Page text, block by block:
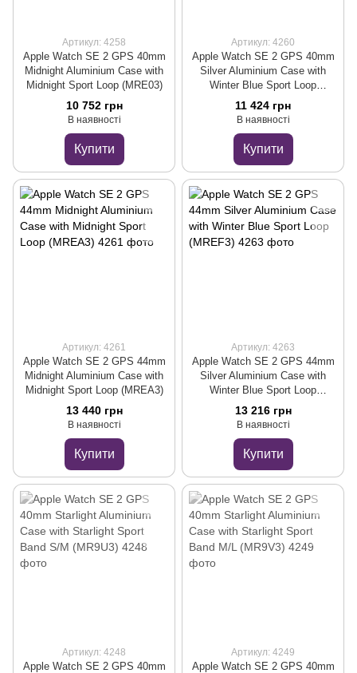
Артикул: 4258
Apple Watch SE 2 GPS 40mm
Midnight Aluminium Case with
Midnight Sport Loop (MRE03)
10 752 грн
В наявності
Купити
Артикул: 4260
Apple Watch SE 2 GPS 40mm
Silver Aluminium Case with
Winter Blue Sport Loop
(MRE33)
11 424 грн
В наявності
Купити
Артикул: 4261
Apple Watch SE 2 GPS 44mm
Midnight Aluminium Case with
Midnight Sport Loop (MREA3)
13 440 грн
В наявності
Купити
Артикул: 4263
Apple Watch SE 2 GPS 44mm
Silver Aluminium Case with
Winter Blue Sport Loop
(MREF3)
13 216 грн
В наявності
Купити
Артикул: 4248
Apple Watch SE 2 GPS 40mm
Артикул: 4249
Apple Watch SE 2 GPS 40mm